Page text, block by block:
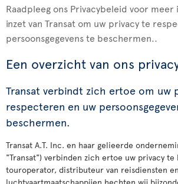
Raadpleeg ons Privacybeleid voor
inzet van Transat om uw privacy te
persoonsgegevens te beschermen..
Een overzicht van ons
Transat verbindt zich ertoe om uw
respecteren en uw
beschermen.
Transat A.T. Inc. en haar gelieerde
"Transat") verbinden zich ertoe uw privacy te
touroperator, distributeur van reisdiensten en